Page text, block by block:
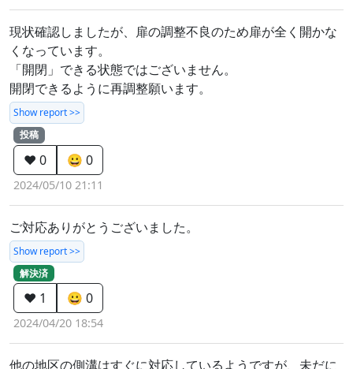
現状確認しましたが、扉の調整不良のため扉が全く開かな
くなっています。
「開閉」できる状態ではございません。
開閉できるように再調整願います。
Show report >>
投稿
❤️ 0 😀 0
2024/05/10 21:11
ご対応ありがとうございました。
Show report >>
解決済
❤️ 1 😀 0
2024/04/20 18:54
他の地区の側溝はすぐに対応しているようですが、未だに